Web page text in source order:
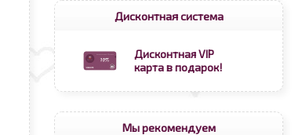
Дисконтная система
Дисконтная VIP
карта в подарок!
Мы рекомендуем